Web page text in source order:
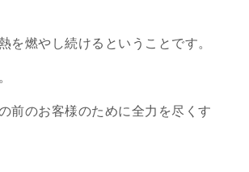
を燃やし続けるということです。
前のお客様のために全力を尽くす